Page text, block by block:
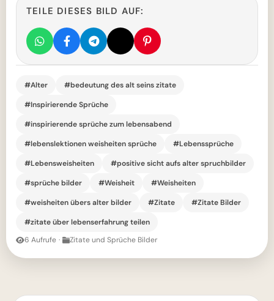
TEILE DIESES BILD AUF:
#Alter
#bedeutung des alt seins zitate
#Inspirierende Sprüche
#inspirierende sprüche zum lebensabend
#lebenslektionen weisheiten sprüche
#Lebenssprüche
#Lebensweisheiten
#positive sicht aufs alter spruchbilder
#sprüche bilder
#Weisheit
#Weisheiten
#weisheiten übers alter bilder
#Zitate
#Zitate Bilder
#zitate über lebenserfahrung teilen
6 Aufrufe · Zitate und Sprüche Bilder